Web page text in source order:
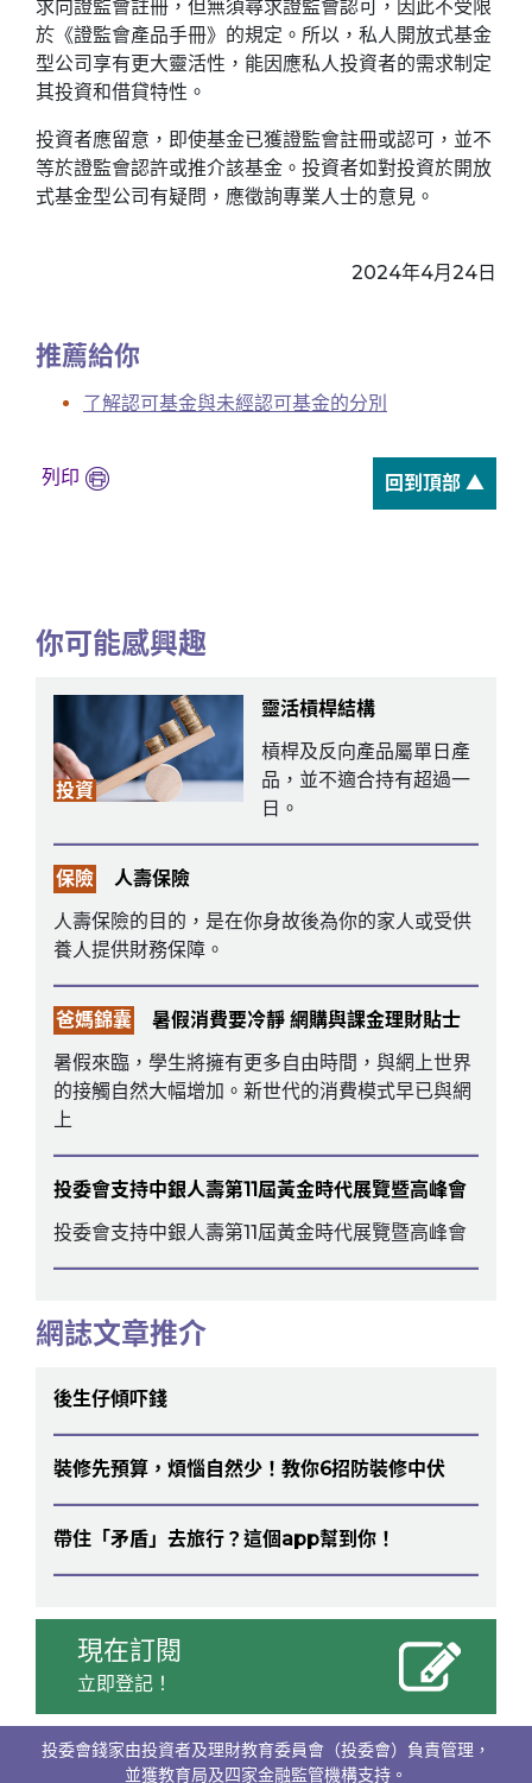
求向證監會註冊，但無須尋求證監會認可，因此不受限
於《證監會產品手冊》的規定。所以，私人開放式基金
型公司享有更大靈活性，能因應私人投資者的需求制定
其投資和借貸特性。
投資者應留意，即使基金已獲證監會註冊或認可，並不
等於證監會認許或推介該基金。投資者如對投資於開放
式基金型公司有疑問，應徵詢專業人士的意見。
2024年4月24日
推薦給你
了解認可基金與未經認可基金的分別
列印 回到頂部 ▲
你可能感興趣
投資
靈活槓桿結構
槓桿及反向產品屬單日產
品，並不適合持有超過一
日。
保險
人壽保險
人壽保險的目的，是在你身故後為你的家人或受供
養人提供財務保障。
爸媽錦囊
暑假消費要冷靜 網購與課金理財貼士
暑假來臨，學生將擁有更多自由時間，與網上世界
的接觸自然大幅增加。新世代的消費模式早已與網
上
投委會支持中銀人壽第11屆黃金時代展覽暨高峰會
投委會支持中銀人壽第11屆黃金時代展覽暨高峰會
網誌文章推介
後生仔傾吓錢
裝修先預算，煩惱自然少！教你6招防裝修中伏
帶住「矛盾」去旅行？這個app幫到你！
現在訂閱
立即登記！
投委會錢家由投資者及理財教育委員會（投委會）負責管理，
並獲教育局及四家金融監管機構支持。